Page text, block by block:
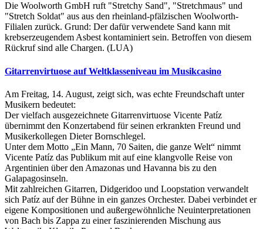
Die Woolworth GmbH ruft "Stretchy Sand", "Stretchmaus" und
"Stretch Soldat" aus aus den rheinland-pfälzischen Woolworth-
Filialen zurück. Grund: Der dafür verwendete Sand kann mit
krebserzeugendem Asbest kontaminiert sein. Betroffen von diesem
Rückruf sind alle Chargen. (LUA)
Gitarrenvirtuose auf Weltklasseniveau im Musikcasino
Am Freitag, 14. August, zeigt sich, was echte Freundschaft unter
Musikern bedeutet:
Der vielfach ausgezeichnete Gitarrenvirtuose Vicente Patíz
übernimmt den Konzertabend für seinen erkrankten Freund und
Musikerkollegen Dieter Bornschlegel.
Unter dem Motto „Ein Mann, 70 Saiten, die ganze Welt“ nimmt
Vicente Patíz das Publikum mit auf eine klangvolle Reise von
Argentinien über den Amazonas und Havanna bis zu den
Galapagosinseln.
Mit zahlreichen Gitarren, Didgeridoo und Loopstation verwandelt
sich Patíz auf der Bühne in ein ganzes Orchester. Dabei verbindet er
eigene Kompositionen und außergewöhnliche Neuinterpretationen
von Bach bis Zappa zu einer faszinierenden Mischung aus